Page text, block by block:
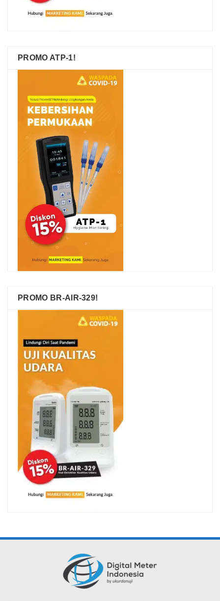
PROMO ATP-1!
PROMO BR-AIR-329!